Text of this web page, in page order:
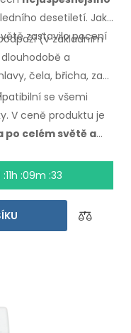
desetiletí. Jako
zastavilo pocení
(v základním
a
čela, břicha, zad,
se všemi
V ceně produktu je
celém světě a
:11h :09m :32